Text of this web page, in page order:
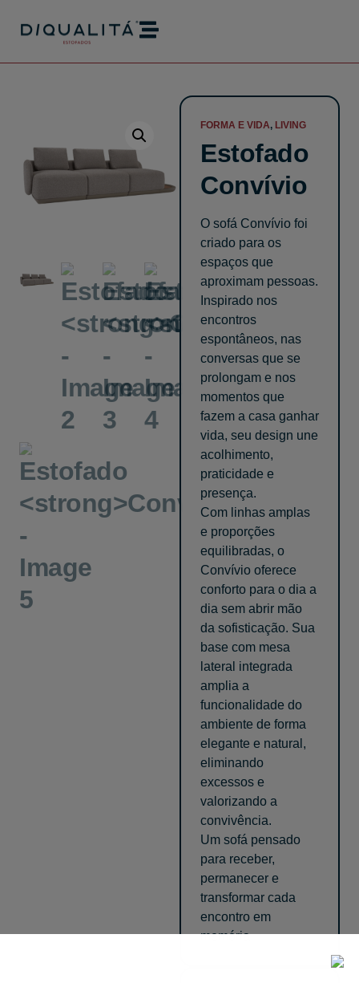
FORMA E VIDA, LIVING
Estofado
Convívio
O sofá Convívio foi
criado para os
espaços que
aproximam pessoas.
Inspirado nos
encontros
espontâneos, nas
conversas que se
prolongam e nos
momentos que
fazem a casa ganhar
vida, seu design une
acolhimento,
praticidade e
presença.
Com linhas amplas
e proporções
equilibradas, o
Convívio oferece
conforto para o dia a
dia sem abrir mão
da sofisticação. Sua
base com mesa
lateral integrada
amplia a
funcionalidade do
ambiente de forma
elegante e natural,
eliminando
excessos e
valorizando a
convivência.
Um sofá pensado
para receber,
permanecer e
transformar cada
encontro em
memória.